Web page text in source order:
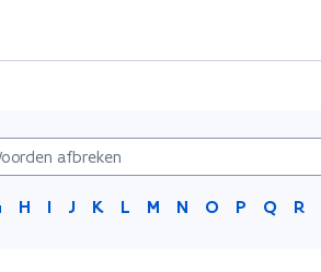
H I J K L M N O P Q R